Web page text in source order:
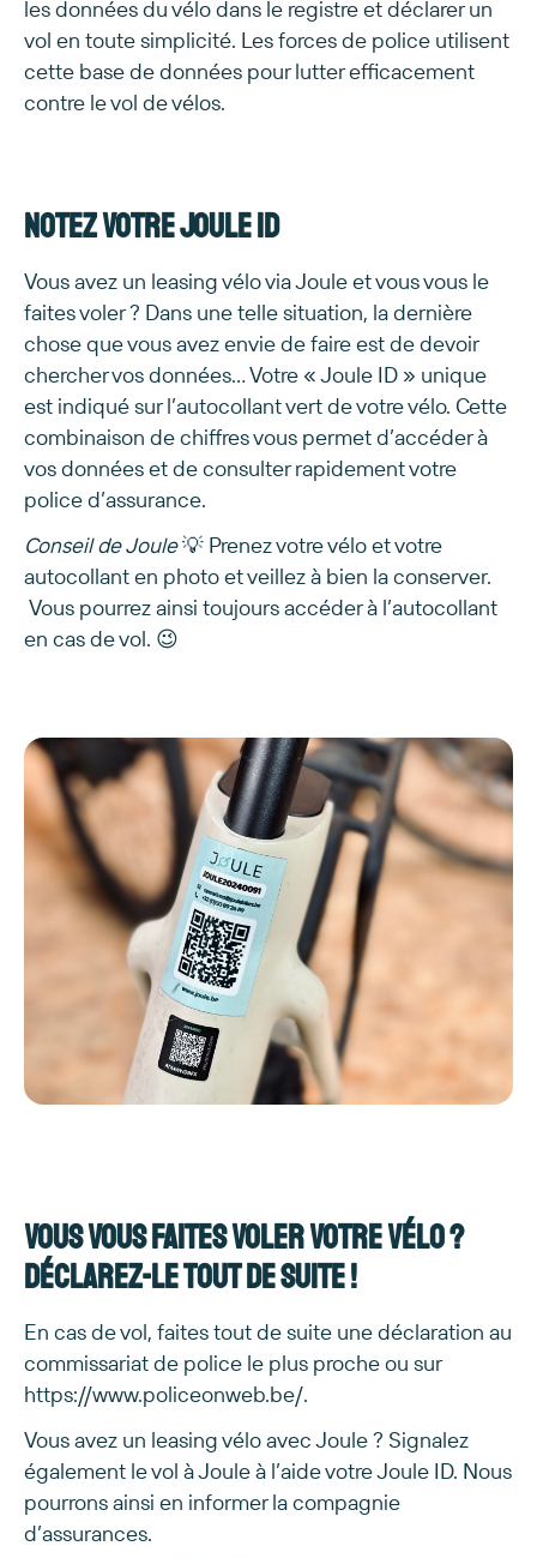
les données du vélo dans le registre et déclarer un
vol en toute simplicité. Les forces de police utilisent
cette base de données pour lutter efficacement
contre le vol de vélos.
Notez votre Joule ID
Vous avez un leasing vélo via Joule et vous vous le
faites voler ? Dans une telle situation, la dernière
chose que vous avez envie de faire est de devoir
chercher vos données… Votre « Joule ID » unique
est indiqué sur l’autocollant vert de votre vélo. Cette
combinaison de chiffres vous permet d’accéder à
vos données et de consulter rapidement votre
police d’assurance.
Conseil de Joule💡 Prenez votre vélo et votre
autocollant en photo et veillez à bien la conserver.
Vous pourrez ainsi toujours accéder à l’autocollant
en cas de vol. 😉
Vous vous faites voler votre vélo ?
Déclarez-le tout de suite !
En cas de vol, faites tout de suite une déclaration au
commissariat de police le plus proche ou sur
https://www.policeonweb.be/.
Vous avez un leasing vélo avec Joule ? Signalez
également le vol à Joule à l’aide votre Joule ID. Nous
pourrons ainsi en informer la compagnie
d’assurances.